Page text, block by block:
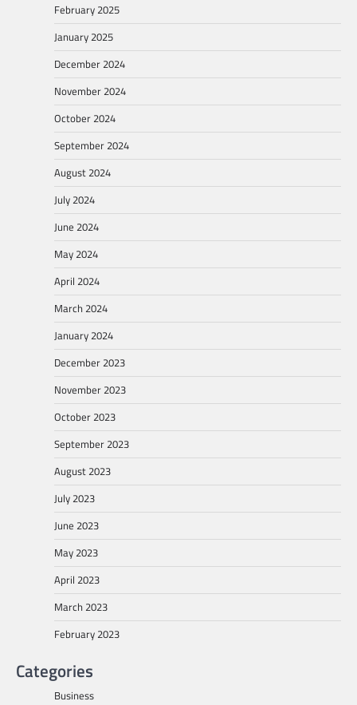
February 2025
January 2025
December 2024
November 2024
October 2024
September 2024
August 2024
July 2024
June 2024
May 2024
April 2024
March 2024
January 2024
December 2023
November 2023
October 2023
September 2023
August 2023
July 2023
June 2023
May 2023
April 2023
March 2023
February 2023
Categories
Business